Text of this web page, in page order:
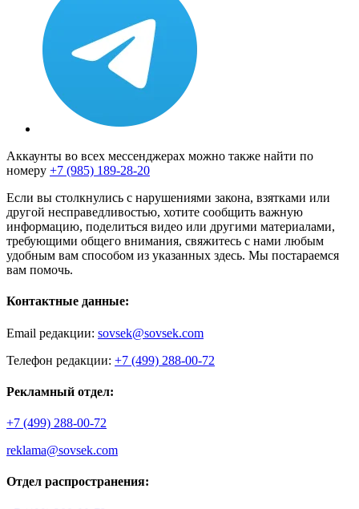
Аккаунты во всех мессенджерах можно также найти по
номеру +7 (985) 189-28-20
Если вы столкнулись с нарушениями закона, взятками или
другой несправедливостью, хотите сообщить важную
информацию, поделиться видео или другими материалами,
требующими общего внимания, свяжитесь с нами любым
удобным вам способом из указанных здесь. Мы постараемся
вам помочь.
Контактные данные:
Email редакции: sovsek@sovsek.com
Телефон редакции: +7 (499) 288-00-72
Рекламный отдел:
+7 (499) 288-00-72
reklama@sovsek.com
Отдел распространения: